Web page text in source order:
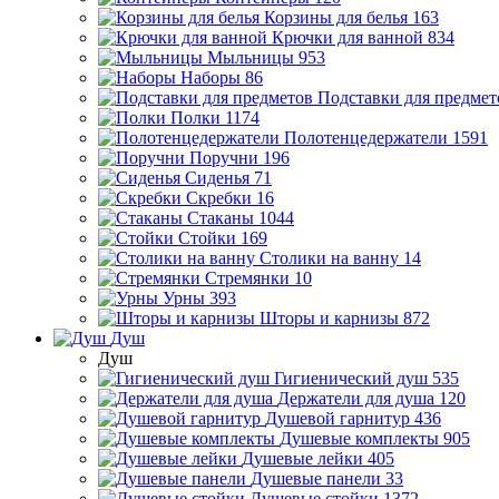
Корзины для белья 163
Крючки для ванной 834
Мыльницы 953
Наборы 86
Подставки для
Полки 1174
Полотенцедержатели 1591
Поручни 196
Сиденья 71
Скребки 16
Стаканы 1044
Стойки 169
Столики на ванну 14
Стремянки 10
Урны 393
Шторы и карнизы 872
Душ
Душ
Гигиенический душ 535
Держатели для душа 120
Душевой гарнитур 436
Душевые комплекты 905
Душевые лейки 405
Душевые панели 33